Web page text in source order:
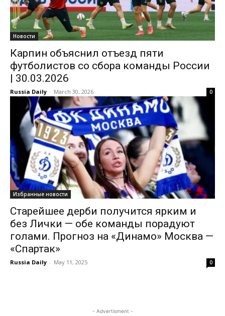
Новости
Карпин объяснил отъезд пяти
футболистов со сбора команды России
| 30.03.2026
Russia Daily - March 30, 2026 0
Избранные новости
Старейшее дерби получится ярким и
без Лички — обе команды порадуют
голами. Прогноз на «Динамо» Москва —
«Спартак»
Russia Daily - May 11, 2025 0
- Advertisment -